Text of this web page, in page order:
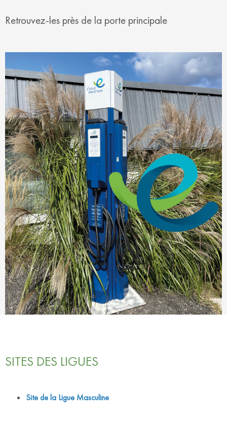
Retrouvez-les près de la porte principale
SITES DES LIGUES
Site de la Ligue Masculine